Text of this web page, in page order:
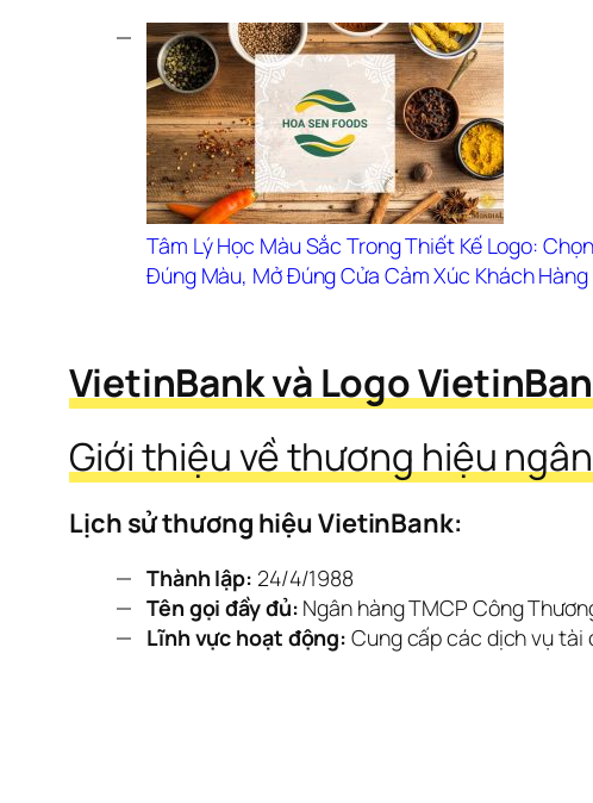
Tâm Lý Học Màu Sắc Trong Thiết Kế Logo: Chọn
Đúng Màu, Mở Đúng Cửa Cảm Xúc Khách Hàng
VietinBank và Logo
Giới thiệu về thương hiệu
Lịch sử thương hiệu VietinBank:
Thành lập: 24/4/1988
Tên gọi đầy đủ: Ngân hàng TMCP Công
Lĩnh vực hoạt động: Cung cấp các dịch vụ tài